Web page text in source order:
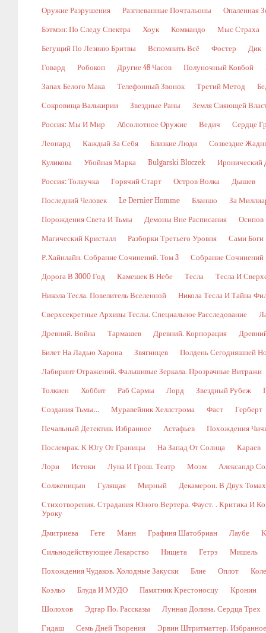
Оружие Разрушения Разгневанные Почтальоны Опаленная
Бэтмэн: По Следу Спектра Хоук Коммандо Мыс Страха
Бегущий По Лезвию Бритвы Вспомнить Всё Фостер Дик
Говард Робокоп Другие 48 Часов Полуночный Ковбой
Запах Белого Мака Телефонный Звонок Третий Метод
Сокровища Валькирии Звездные Раны Земля Сияющей
Россия: Мы И Мир Абсолютное Оружие Ведич Сердце
Леонард Каждый За Себя Близкие Люди Созвездие
Куликова Убойная Марка Bulgarski Bloczek Иронический
Россия: Толкучка Горячий Старт Остров Волка Дышев
Последний Человек Le Dernier Homme Бланшо За
Порождения Света И Тьмы Демоны Вне Расписания Осипов
Магический Кристалл Разборки Третьего Уровня Сами Боги
Р.Хайнлайн. Собрание Сочинений. Том 3 Собрание Сочинений
Дорога В 3000 Год Камешек В Небе Тесла Тесла И
Никола Тесла. Повелитель Вселенной Никола Тесла И Тайна
Сверхсекретные Архивы Теслы. Специальное Расследование
Древний. Война Тармашев Древний. Корпорация
Билет На Ладью Харона Звягинцев Полдень Сегодняшней
Лабиринт Отражений. Фальшивые Зеркала. Прозрачные Витражи
Толкиен Хоббит Раб Сармы Лорд Звездный Рубеж
Создания Тьмы… Муравейник Хеллстрома Фаст Герберт
Печальный Детектив. Избранное Астафьев Похождения
Послемрак. К Югу От Границы На Запад От Солнца Караев
Лори Истоки Луна И Грош. Театр Моэм Александр
Солженицын Гулящая Мирный Декамерон. В Двух
Стихотворения. Страдания Юного Вертера. Фауст. . Критика И
Уроку
Дмитриева Гете Манн Графиня Шатобриан Лаубе
Сильнодействующее Лекарство Нищета Гетрэ Мишель
Похождения Чудаков. Холодные Закуски Блие Оплот
Коэльо Блуда И МУДО Памятник Крестоносцу Кронин
Шолохов Эдгар По. Рассказы Лунная Долина. Сердца Трех
Гидаш Семь Дней Творения Эрвин Штритматтер. Избранное